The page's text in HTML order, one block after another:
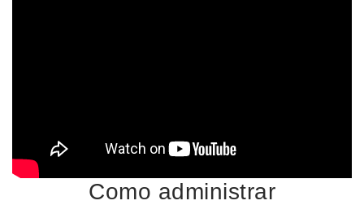
Como administrar